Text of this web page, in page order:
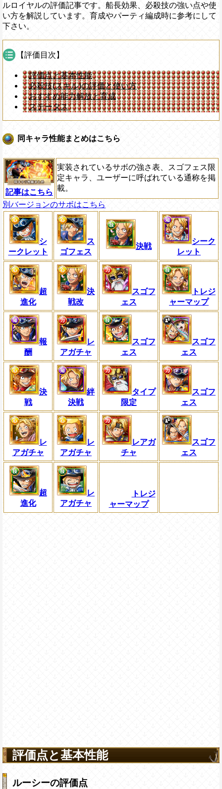
ルロイヤルの評価記事です。船長効果、必殺技の強い点や使
い方を解説しています。育成やパーティ編成時に参考にして
下さい。
【評価目次】
評価点と基本性能
必殺技(スキル)の評価と使い方
おすすめ能力解放と育成
ステータス
同キャラ性能まとめはこちら
記事はこちら
実装されているサボの強さ表、スゴフェス限
定キャラ、ユーザーに呼ばれている通称を掲
載。
別バージョンのサボはこちら
シ
ークレット
ス
ゴフェス
決戦
シーク
レット
超
進化
決
戦改
スゴフ
ェス
トレジ
ャーマップ
報
酬
レ
アガチャ
スゴフ
ェス
スゴフ
ェス
決
戦
絆
決戦
タイプ
限定
スゴフ
ェス
レ
アガチャ
レ
アガチャ
レアガ
チャ
スゴフ
ェス
超
進化
レ
アガチャ
トレジ
ャーマップ
評価点と基本性能
ルーシーの評価点